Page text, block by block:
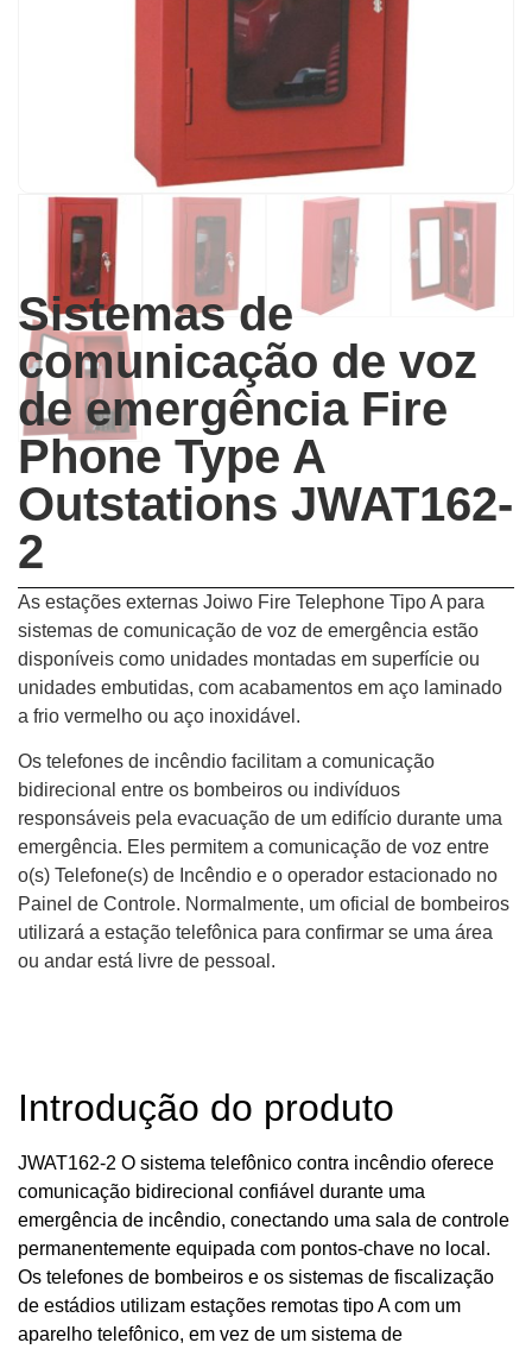
Sistemas de
comunicação de voz
de emergência Fire
Phone Type A
Outstations JWAT162-
2
As estações externas Joiwo Fire Telephone Tipo A para
sistemas de comunicação de voz de emergência estão
disponíveis como unidades montadas em superfície ou
unidades embutidas, com acabamentos em aço laminado
a frio vermelho ou aço inoxidável.
Os telefones de incêndio facilitam a comunicação
bidirecional entre os bombeiros ou indivíduos
responsáveis ​​pela evacuação de um edifício durante uma
emergência. Eles permitem a comunicação de voz entre
o(s) Telefone(s) de Incêndio e o operador estacionado no
Painel de Controle. Normalmente, um oficial de bombeiros
utilizará a estação telefônica para confirmar se uma área
ou andar está livre de pessoal.
Introdução do produto
JWAT162-2 O sistema telefônico contra incêndio oferece
comunicação bidirecional confiável durante uma
emergência de incêndio, conectando uma sala de controle
permanentemente equipada com pontos-chave no local.
Os telefones de bombeiros e os sistemas de fiscalização
de estádios utilizam estações remotas tipo A com um
aparelho telefônico, em vez de um sistema de